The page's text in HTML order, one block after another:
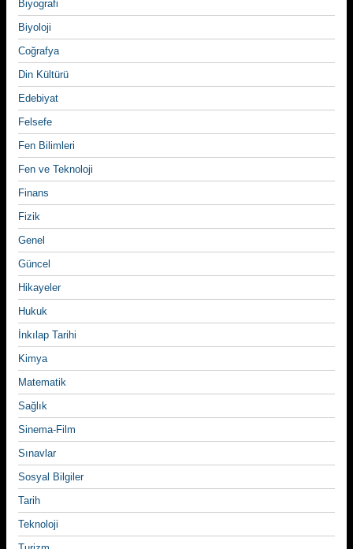
Biyografi
Biyoloji
Coğrafya
Din Kültürü
Edebiyat
Felsefe
Fen Bilimleri
Fen ve Teknoloji
Finans
Fizik
Genel
Güncel
Hikayeler
Hukuk
İnkılap Tarihi
Kimya
Matematik
Sağlık
Sinema-Film
Sınavlar
Sosyal Bilgiler
Tarih
Teknoloji